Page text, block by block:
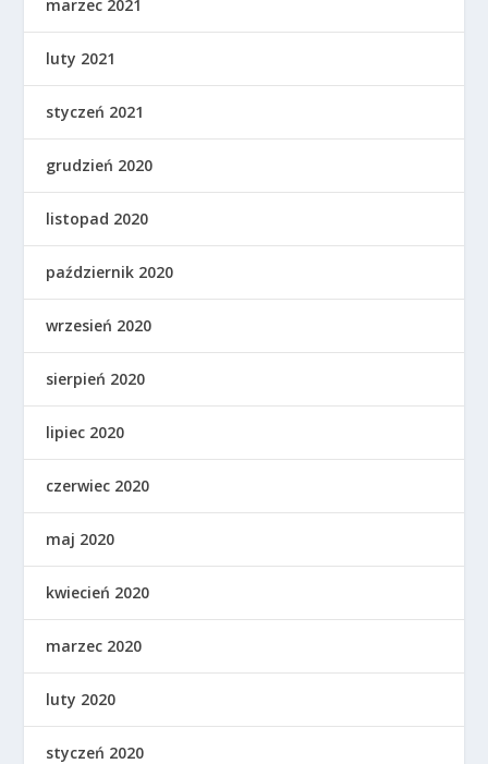
marzec 2021
luty 2021
styczeń 2021
grudzień 2020
listopad 2020
październik 2020
wrzesień 2020
sierpień 2020
lipiec 2020
czerwiec 2020
maj 2020
kwiecień 2020
marzec 2020
luty 2020
styczeń 2020